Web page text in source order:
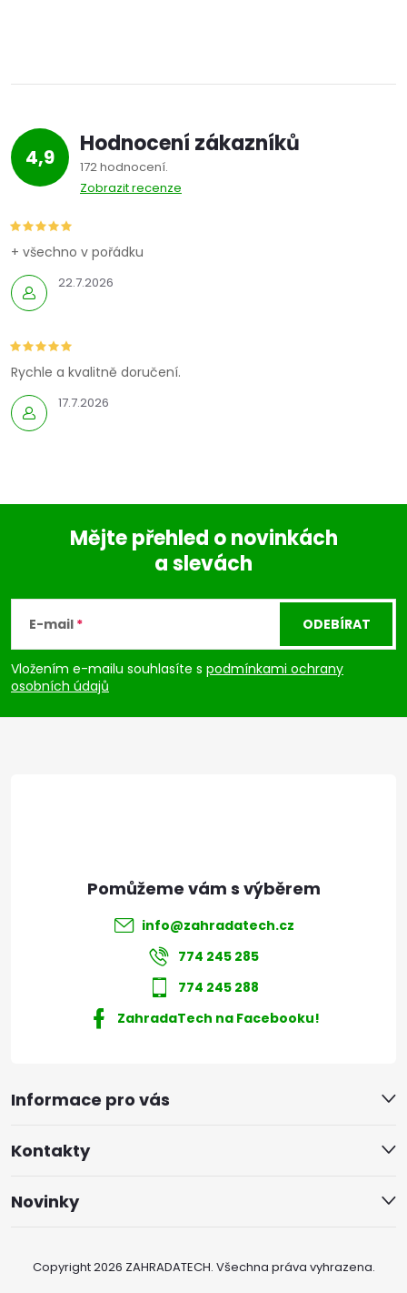
4,9 Hodnocení zákazníků
172 hodnocení
Zobrazit recenze
22.7.2026
+ všechno v pořádku
17.7.2026
Rychle a kvalitně doručení.
p
a
Mějte přehled o novinkách
a slevách
E-mail
Vložením e-mailu souhlasíte s podmínkami ochrany
osobních údajů
ODEBÍRAT
Informace pro vás
Kontakty
Novinky
info@zahradatech.cz
774 245 285
774 245 288
ZahradaTech na Facebooku!
Copyright 2026 ZAHRADATECH. Všechna práva vyhrazena.